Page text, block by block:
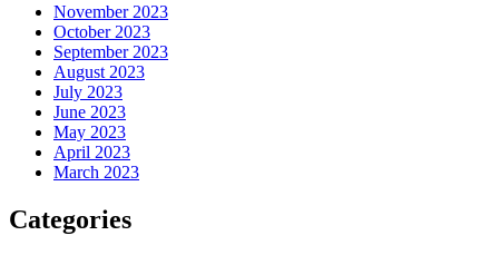
November 2023
October 2023
September 2023
August 2023
July 2023
June 2023
May 2023
April 2023
March 2023
Categories